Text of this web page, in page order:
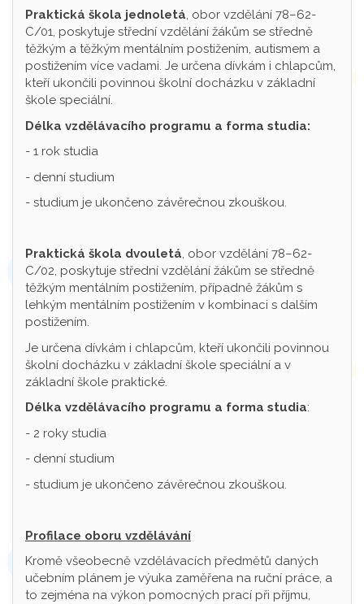
Praktická škola jednoletá, obor vzdělání 78–62-
C/01, poskytuje střední vzdělání žákům se středně
těžkým a těžkým mentálním postižením, autismem a
postižením více vadami. Je určena dívkám i chlapcům,
kteří ukončili povinnou školní docházku v základní
škole speciální.
Délka vzdělávacího programu a forma studia:
- 1 rok studia
- denní studium
- studium je ukončeno závěrečnou zkouškou.
Praktická škola dvouletá, obor vzdělání 78–62-
C/02, poskytuje střední vzdělání žákům se středně
těžkým mentálním postižením, případně žákům s
lehkým mentálním postižením v kombinaci s dalším
postižením.
Je určena dívkám i chlapcům, kteří ukončili povinnou
školní docházku v základní škole speciální a v
základní škole praktické.
Délka vzdělávacího programu a forma studia:
- 2 roky studia
- denní studium
- studium je ukončeno závěrečnou zkouškou.
Profilace oboru vzdělávání
Kromě všeobecně vzdělávacích předmětů daných
učebním plánem je výuka zaměřena na ruční práce, a
to zejména na výkon pomocných prací při příjmu,